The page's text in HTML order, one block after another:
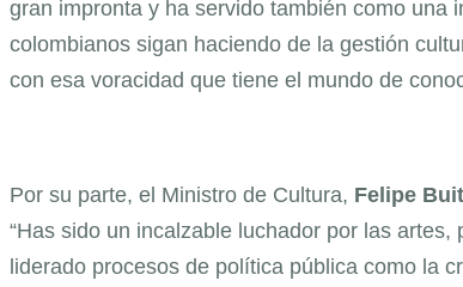
gran impronta y ha servido también como una
colombianos sigan haciendo de la gestión
con esa voracidad que tiene el mundo de
Por su parte, el Ministro de Cultura, Felipe
“Has sido un incalzable luchador por las
liderado procesos de política pública como la